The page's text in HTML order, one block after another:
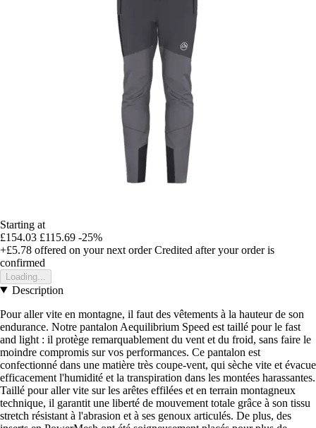
Starting at
£154.03 £115.69 -25%
+£5.78 offered on your next order Credited after your order is
confirmed
Loading...
Description
Pour aller vite en montagne, il faut des vêtements à la hauteur de son
endurance. Notre pantalon Aequilibrium Speed est taillé pour le fast
and light : il protège remarquablement du vent et du froid, sans faire le
moindre compromis sur vos performances. Ce pantalon est
confectionné dans une matière très coupe-vent, qui sèche vite et évacue
efficacement l'humidité et la transpiration dans les montées harassantes.
Taillé pour aller vite sur les arêtes effilées et en terrain montagneux
technique, il garantit une liberté de mouvement totale grâce à son tissu
stretch résistant à l'abrasion et à ses genoux articulés. De plus, des